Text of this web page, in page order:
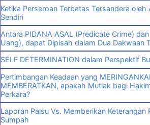
Ketika Perseroan Terbatas Tersandera oleh
Sendiri
Antara PIDANA ASAL (Predicate Crime)
Uang), dapat Dipisah dalam Dua Dakwaan
SELF DETERMINATION dalam Perspektif
Pertimbangan Keadaan yang
MEMBERATKAN, apakah Mutlak bagi
Perkara?
Laporan Palsu Vs. Memberikan Keterangan
Sumpah